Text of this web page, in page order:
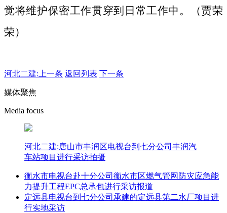
觉将维护保密工作贯穿到日常工作中。（贾荣
荣）
河北二建: 上一条 返回列表 下一条
媒体聚焦
Media focus
河北二建:唐山市丰润区电视台到七分公司丰润汽
车站项目进行采访拍摄
衡水市电视台赴十分公司衡水市区燃气管网防灾应急能
力提升工程EPC总承包进行采访报道
定远县电视台到七分公司承建的定远县第二水厂项目进
行实地采访